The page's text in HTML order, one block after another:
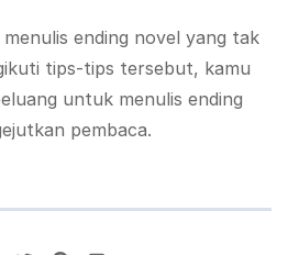
ending novel yang tak
tips-tips tersebut, kamu
untuk menulis ending
pembaca.